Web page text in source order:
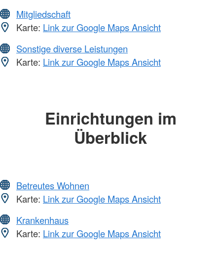
Mitgliedschaft
Karte: Link zur Google Maps Ansicht
Sonstige diverse Leistungen
Karte: Link zur Google Maps Ansicht
Einrichtungen im
Überblick
Betreutes Wohnen
Karte: Link zur Google Maps Ansicht
Krankenhaus
Karte: Link zur Google Maps Ansicht